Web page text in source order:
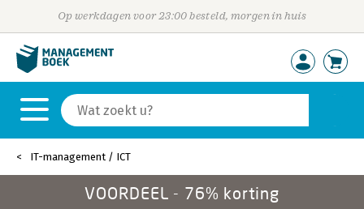
Op werkdagen voor 23:00 besteld, morgen in huis
IT-management / ICT
VOORDEEL - 76% korting